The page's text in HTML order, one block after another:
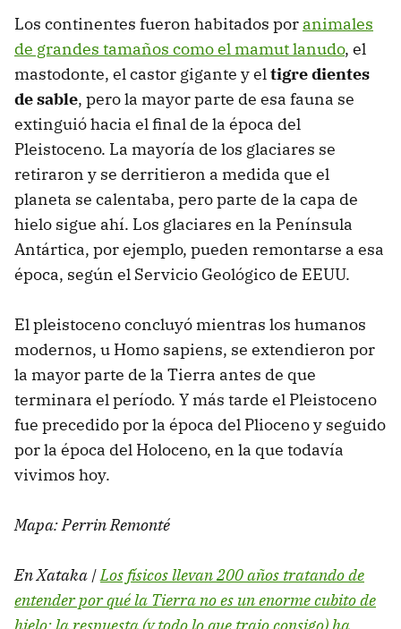
Los continentes fueron habitados por animales
de grandes tamaños como el mamut lanudo, el
mastodonte, el castor gigante y eltigre dientes
de sable, pero la mayor parte de esa fauna se
extinguió hacia el final de la época del
Pleistoceno. La mayoría de los glaciares se
retiraron y se derritieron a medida que el
planeta se calentaba, pero parte de la capa de
hielo sigue ahí. Los glaciares en la Península
Antártica, por ejemplo, pueden remontarse a esa
época, según el Servicio Geológico de EEUU.
El pleistoceno concluyó mientras los humanos
modernos, u Homo sapiens, se extendieron por
la mayor parte de la Tierra antes de que
terminara el período. Y más tarde el Pleistoceno
fue precedido por la época del Plioceno y seguido
por la época del Holoceno, en la que todavía
vivimos hoy.
Mapa: Perrin Remonté
En Xataka |Los físicos llevan 200 años tratando de
entender por qué la Tierra no es un enorme cubito de